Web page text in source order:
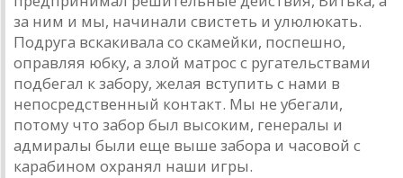
за ним и мы, начинали свистеть и улюлюкать.
Подруга вскакивала со скамейки, поспешно,
оправляя юбку, а злой матрос с ругательствами
подбегал к забору, желая вступить с нами в
непосредственный контакт. Мы не убегали,
потому что забор был высоким, генералы и
адмиралы были еще выше забора и часовой с
карабином охранял наши игры.